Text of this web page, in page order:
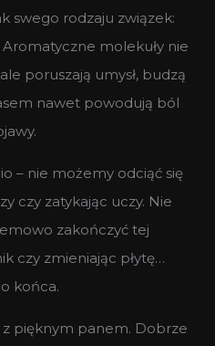
swego rodzaju związek:
molekuły nie
poruszają umysł, budzą
nawet powodują ból
– nie możemy odciąć się
czy zatykając uczy. Nie
zakończyć tej
czy zmieniając płytę…
końca.
pięknym panem. Dobrze